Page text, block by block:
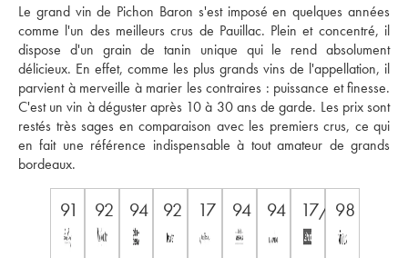
Le grand vin de Pichon Baron s'est imposé en quelques années
comme l'un des meilleurs crus de Pauillac. Plein et concentré, il
dispose d'un grain de tanin unique qui le rend absolument
délicieux. En effet, comme les plus grands vins de l'appellation, il
parvient à merveille à marier les contraires : puissance et finesse.
C'est un vin à déguster après 10 à 30 ans de garde. Les prix sont
restés très sages en comparaison avec les premiers crus, ce qui
en fait une référence indispensable à tout amateur de grands
bordeaux.
91 92 94 92 17 94 94 17/20
98